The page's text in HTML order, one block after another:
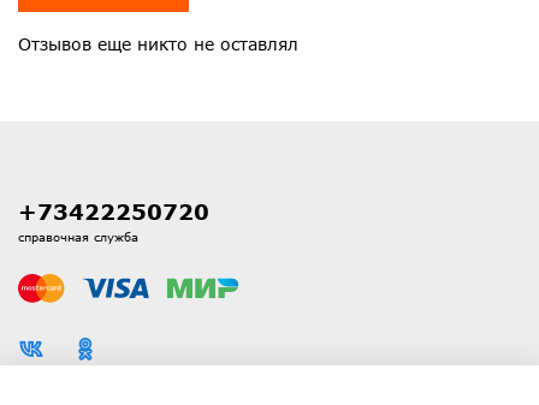
Отзывов еще никто не оставлял
+73422250720
справочная служба